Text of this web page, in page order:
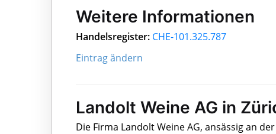
Weitere Informationen
Handelsregister: CHE-101.325.787
Eintrag ändern
Landolt Weine AG in
Die Firma Landolt Weine AG, ansässig an